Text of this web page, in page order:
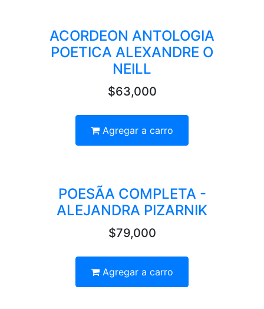
ACORDEON ANTOLOGIA
POETICA ALEXANDRE O
NEILL
$63,000
Agregar a carro
POESÃA COMPLETA -
ALEJANDRA PIZARNIK
$79,000
Agregar a carro